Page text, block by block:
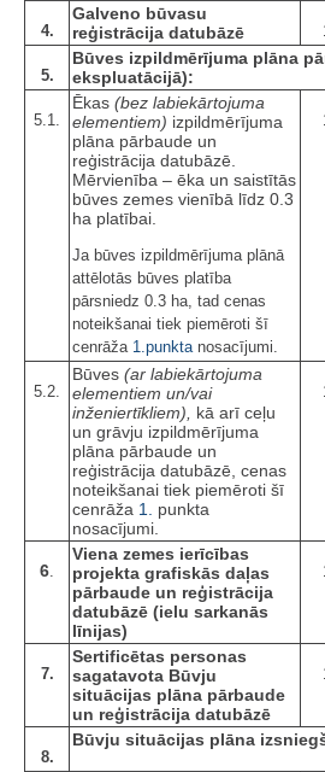
4.
Galveno būvasu
reģistrācija datubāzē
5.
Būves izpildmērījuma plāna
ekspluatācijā):
5.1.
Ēkas (bez labiekārtojuma
elementiem) izpildmērījuma
plāna pārbaude un
reģistrācija datubāzē.
Mērvienība – ēka un saistītās
būves zemes vienībā līdz 0.3
ha platībai.
Ja būves izpildmērījuma plānā
attēlotās būves platība
pārsniedz 0.3 ha, tad cenas
noteikšanai tiek piemēroti šī
cenrāža 1.punktanosacījumi.
5.2.
Būves (ar labiekārtojuma
elementiem un/vai
inženiertīkliem), kā arī ceļu
un grāvju izpildmērījuma
plāna pārbaude un
reģistrācija datubāzē, cenas
noteikšanai tiek piemēroti šī
cenrāža 1. punkta
nosacījumi.
6.
Viena zemes ierīcības
projekta grafiskās daļas
pārbaude un reģistrācija
datubāzē (ielu sarkanās
līnijas)
7.
Sertificētas personas
sagatavota Būvju
situācijas plāna pārbaude
un reģistrācija datubāzē
8.
Būvju situācijas plāna